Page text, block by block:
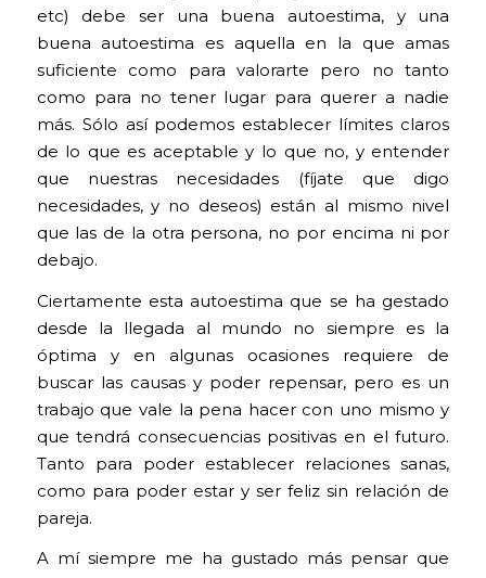
etc) debe ser una buena autoestima, y ​​una
buena autoestima es aquella en la que amas
suficiente como para valorarte pero no tanto
como para no tener lugar para querer a nadie
más. Sólo así podemos establecer límites claros
de lo que es aceptable y lo que no, y entender
que nuestras necesidades (fíjate que digo
necesidades, y no deseos) están al mismo nivel
que las de la otra persona, no por encima ni por
debajo.
Ciertamente esta autoestima que se ha gestado
desde la llegada al mundo no siempre es la
óptima y en algunas ocasiones requiere de
buscar las causas y poder repensar, pero es un
trabajo que vale la pena hacer con uno mismo y
que tendrá consecuencias positivas en el futuro.
Tanto para poder establecer relaciones sanas,
como para poder estar y ser feliz sin relación de
pareja.
A mí siempre me ha gustado más pensar que